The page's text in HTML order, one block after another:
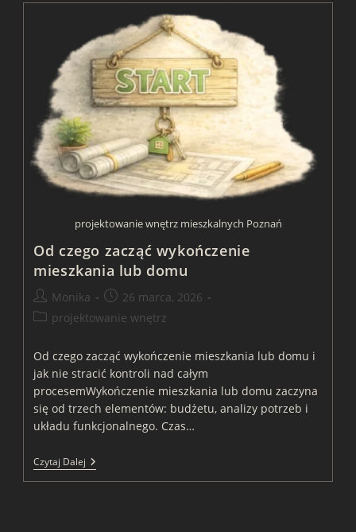
Mieszkania
Lub
Domu
projektowanie wnętrz mieszkalnych Poznań
Od czego zacząć wykończenie
mieszkania lub domu
Post
author:
Monika
Post
published:
26 marca, 2026
Postprojektowanie wnętrz
Od czego zacząć wykończenie mieszkania lub domu i
jak nie stracić kontroli nad całym
procesemWykończenie mieszkania lub domu zaczyna
się od trzech elementów: budżetu, analizy potrzeb i
układu funkcjonalnego. Czas…
Czytaj Dalej Od
Czego
Zacząć